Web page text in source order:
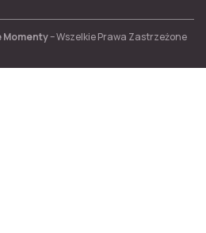
Momenty– Wszelkie Prawa Zastrzeżone